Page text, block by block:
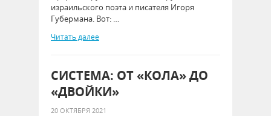
израильского поэта и писателя Игоря
Губермана. Вот: …
Читать далее
СИСТЕМА: ОТ «КОЛА» ДО
«ДВОЙКИ»
20 ОКТЯБРЯ 2021